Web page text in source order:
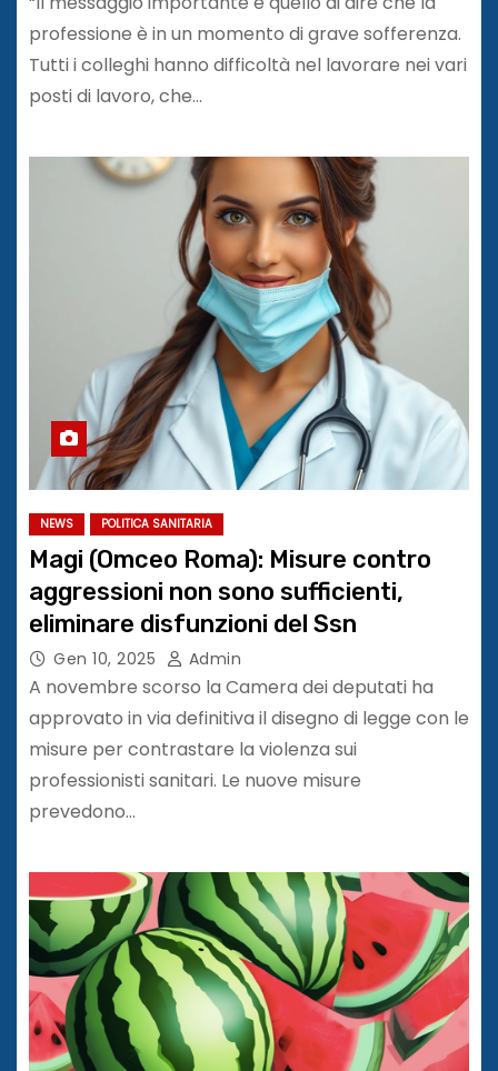
professione è in un momento di grave sofferenza.
Tutti i colleghi hanno difficoltà nel lavorare nei vari
posti di lavoro, che…
NEWS POLITICA SANITARIA
Magi (Omceo Roma): Misure contro
aggressioni non sono sufficienti,
eliminare disfunzioni del Ssn
Gen 10, 2025 Admin
A novembre scorso la Camera dei deputati ha
approvato in via definitiva il disegno di legge con le
misure per contrastare la violenza sui
professionisti sanitari. Le nuove misure
prevedono…